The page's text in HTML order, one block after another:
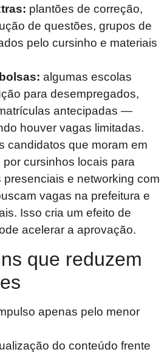
plantões de correção,
de questões, grupos de
pelo cursinho e materiais
algumas escolas
para desempregados,
antecipadas —
houver vagas limitadas.
candidatos que moram em
cursinhos locais para
e networking com
vagas na prefeitura e
Isso cria um efeito de
acelerar a aprovação.
que reduzem
apenas pelo menor
do conteúdo frente